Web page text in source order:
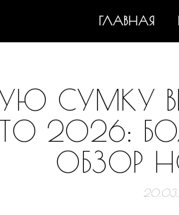
ГЛАВНАЯ
СУМКУ
2026:
ОБЗОР